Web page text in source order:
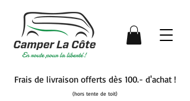
Frais de livraison offerts dès 100.- d'achat !
(hors tente de toit)